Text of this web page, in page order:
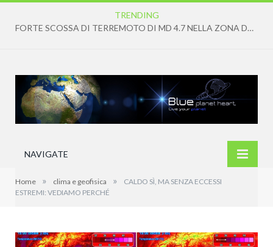
TRENDING
FORTE SCOSSA DI TERREMOTO DI MD 4.7 NELLA ZONA DEI CAMPI FLEGREI
NAVIGATE
Home » clima e geofisica »
CALDO SÌ, MA SENZA ECCESSI
ESTREMI: VEDIAMO PERCHÉ